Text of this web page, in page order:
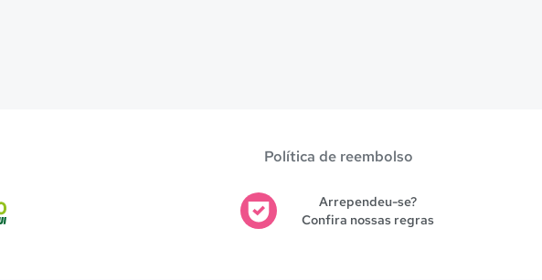
Política de reembolso
Arrependeu-se?
Confira nossas regras